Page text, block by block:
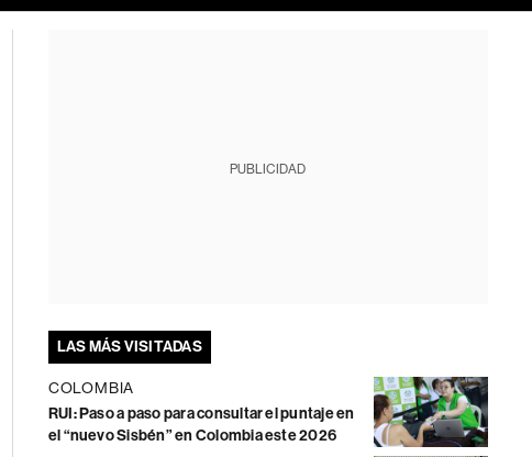
PUBLICIDAD
LAS MÁS VISITADAS
COLOMBIA
RUI: Paso a paso para consultar el puntaje en
el “nuevo Sisbén” en Colombia este 2026